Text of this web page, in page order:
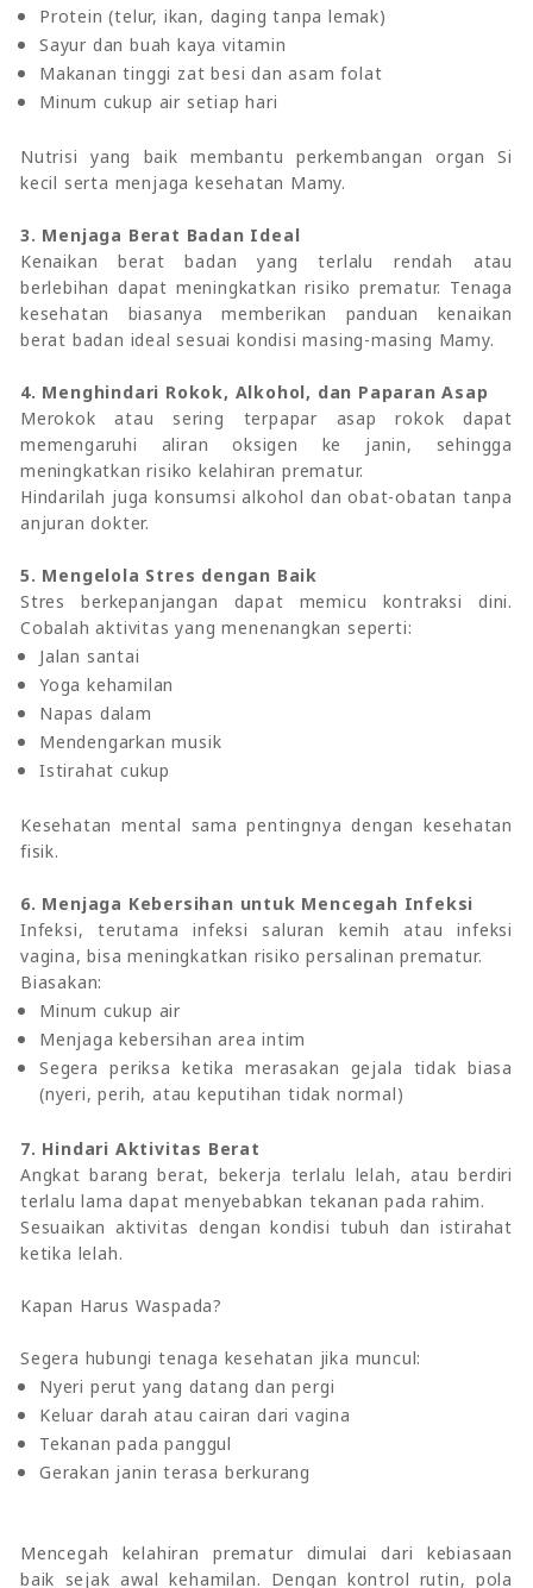
Protein (telur, ikan, daging tanpa lemak)
Sayur dan buah kaya vitamin
Makanan tinggi zat besi dan asam folat
Minum cukup air setiap hari
Nutrisi yang baik membantu perkembangan organ Si
kecil serta menjaga kesehatan Mamy.
3. Menjaga Berat Badan Ideal
Kenaikan berat badan yang terlalu rendah atau
berlebihan dapat meningkatkan risiko prematur. Tenaga
kesehatan biasanya memberikan panduan kenaikan
berat badan ideal sesuai kondisi masing-masing Mamy.
4. Menghindari Rokok, Alkohol, dan Paparan Asap
Merokok atau sering terpapar asap rokok dapat
memengaruhi aliran oksigen ke janin, sehingga
meningkatkan risiko kelahiran prematur.
Hindarilah juga konsumsi alkohol dan obat-obatan tanpa
anjuran dokter.
5. Mengelola Stres dengan Baik
Stres berkepanjangan dapat memicu kontraksi dini.
Cobalah aktivitas yang menenangkan seperti:
Jalan santai
Yoga kehamilan
Napas dalam
Mendengarkan musik
Istirahat cukup
Kesehatan mental sama pentingnya dengan kesehatan
fisik.
6. Menjaga Kebersihan untuk Mencegah Infeksi
Infeksi, terutama infeksi saluran kemih atau infeksi
vagina, bisa meningkatkan risiko persalinan prematur.
Biasakan:
Minum cukup air
Menjaga kebersihan area intim
Segera periksa ketika merasakan gejala tidak biasa
(nyeri, perih, atau keputihan tidak normal)
7. Hindari Aktivitas Berat
Angkat barang berat, bekerja terlalu lelah, atau berdiri
terlalu lama dapat menyebabkan tekanan pada rahim.
Sesuaikan aktivitas dengan kondisi tubuh dan istirahat
ketika lelah.
Kapan Harus Waspada?
Segera hubungi tenaga kesehatan jika muncul:
Nyeri perut yang datang dan pergi
Keluar darah atau cairan dari vagina
Tekanan pada panggul
Gerakan janin terasa berkurang
Mencegah kelahiran prematur dimulai dari kebiasaan
baik sejak awal kehamilan. Dengan kontrol rutin, pola